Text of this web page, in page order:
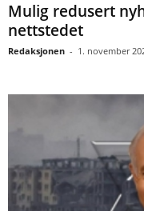
Mulig redusert
nettstedet
Redaksjonen - 1. november